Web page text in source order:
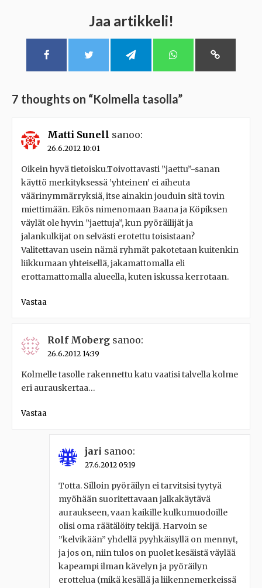
Jaa artikkeli!
7 thoughts on “Kolmella tasolla”
Matti Sunell sanoo:
26.6.2012 10:01
Oikein hyvä tietoisku.Toivottavasti ”jaettu”-sanan
käyttö merkityksessä ’yhteinen’ ei aiheuta
väärinymmärryksiä, itse ainakin jouduin sitä tovin
miettimään. Eikös nimenomaan Baana ja Köpiksen
väylät ole hyvin ”jaettuja”, kun pyöräilijät ja
jalankulkijat on selvästi erotettu toisistaan?
Valitettavan usein nämä ryhmät pakotetaan kuitenkin
liikkumaan yhteisellä, jakamattomalla eli
erottamattomalla alueella, kuten iskussa kerrotaan.
Vastaa
Rolf Moberg sanoo:
26.6.2012 14:39
Kolmelle tasolle rakennettu katu vaatisi talvella kolme
eri aurauskertaa…
Vastaa
jari sanoo:
27.6.2012 05:19
Totta. Silloin pyöräilyn ei tarvitsisi tyytyä
myöhään suoritettavaan jalkakäytävä
auraukseen, vaan kaikille kulkumuodoille
olisi oma räätälöity tekijä. Harvoin se
”kelvikään” yhdellä pyyhkäisyllä on mennyt,
ja jos on, niin tulos on puolet kesäistä väylää
kapeampi ilman kävelyn ja pyöräilyn
erottelua (mikä kesällä ja liikennemerkeissä